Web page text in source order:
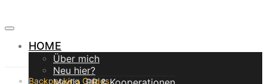
HOME
Über mich
Neu hier?
Backpacking Guides